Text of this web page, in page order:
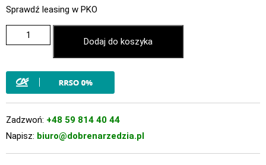
Sprawdź leasing w PKO
Dodaj do koszyka
Zadzwoń: +48 59 814 40 44
Napisz: biuro@dobrenarzedzia.pl